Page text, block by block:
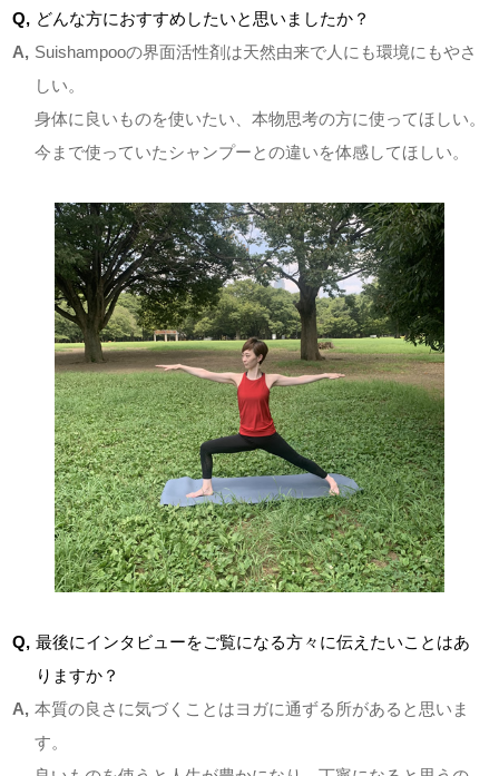
Q, どんな方におすすめしたいと思いましたか？
A, Suishampooの界面活性剤は天然由来で人にも環境にもやさ
しい。
身体に良いものを使いたい、本物思考の方に使ってほしい。
今まで使っていたシャンプーとの違いを体感してほしい。
Q, 最後にインタビューをご覧になる方々に伝えたいことはあ
りますか？
A, 本質の良さに気づくことはヨガに通ずる所があると思いま
す。